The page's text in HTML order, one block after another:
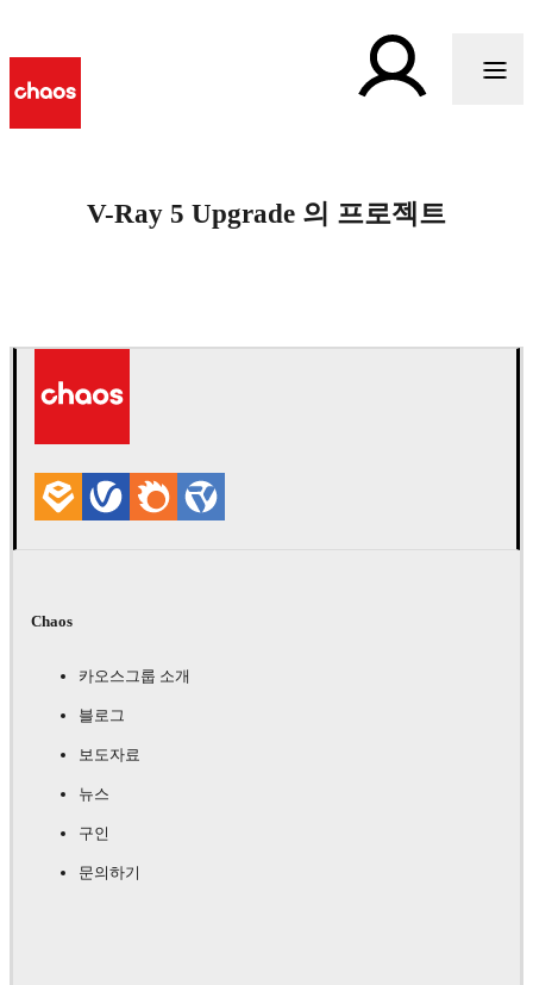
V-Ray 5 Upgrade 의 프로젝트
Chaos
카오스그룹 소개
블로그
보도자료
뉴스
구인
문의하기